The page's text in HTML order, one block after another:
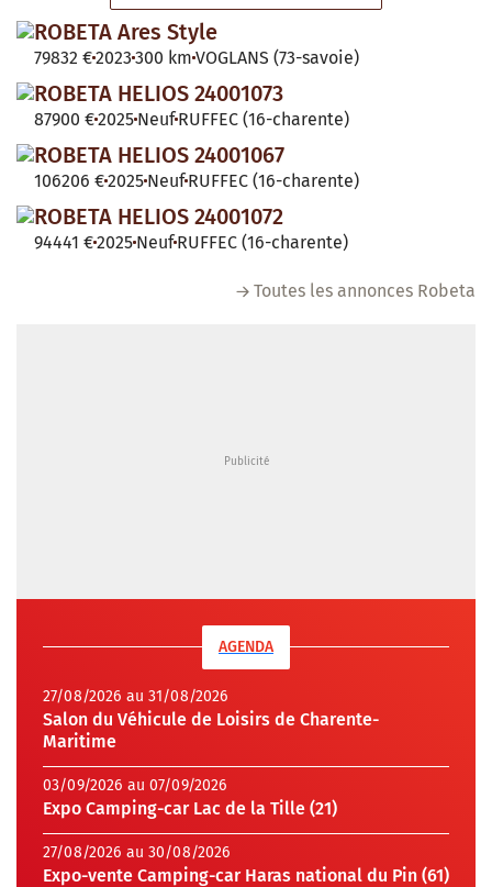
ROBETA Ares Style
79832 €2023 300 km VOGLANS (73-savoie)
ROBETA HELIOS 24001073
87900 €2025 Neuf RUFFEC (16-charente)
ROBETA HELIOS 24001067
106206 €2025 Neuf RUFFEC (16-charente)
ROBETA HELIOS 24001072
94441 €2025 Neuf RUFFEC (16-charente)
Toutes les annonces Robeta
AGENDA
27/08/2026 au 31/08/2026
Salon du Véhicule de Loisirs de Charente-
Maritime
03/09/2026 au 07/09/2026
Expo Camping-car Lac de la Tille (21)
27/08/2026 au 30/08/2026
Expo-vente Camping-car Haras national du Pin (61)